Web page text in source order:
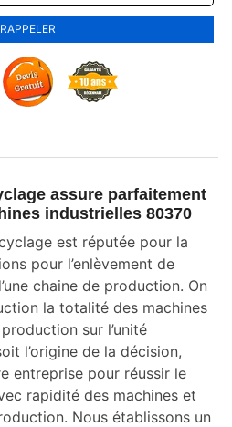
assure parfaitement
industrielles 80370
est réputée pour la
pour l’enlèvement de
chaine de production. On
la totalité des machines
sur l’unité
l’origine de la décision,
entreprise pour réussir le
rapidité des machines et
Nous établissons un